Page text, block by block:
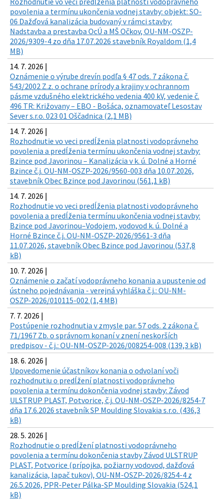
povolenia a termínu ukončenia vodnej stavby: objekt: SO-
06 Dažďová kanalizácia budovaný v rámci stavby:
Nadstavba a prestavba OcÚ a MŠ Očkov, OU-NM-OSZP-
2026/9309-4 zo dňa 17.07.2026 stavebník Royaldom (1,4
MB)
14. 7. 2026 |
Oznámenie o výrube drevín podľa § 47 ods. 7 zákona č.
543/2002 Z.z. o ochrane prírody a krajiny v ochrannom
pásme vzdušného elektrického vedenia 400 kV, vedenie č.
496 TR: Križovany – EBO - Bošáca, oznamovateľ Lesostav
Sever s.r.o. 023 01 Oščadnica (2,1 MB)
14. 7. 2026 |
Rozhodnutie vo veci predĺženia platnosti vodoprávneho
povolenia a predĺženia termínu ukončenia vodnej stavby:
Bzince pod Javorinou – Kanalizácia v k. ú. Dolné a Horné
Bzince č.j. OU-NM-OSZP-2026/9560-003 dňa 10.07.2026,
stavebník Obec Bzince pod Javorinou (561,1 kB)
14. 7. 2026 |
Rozhodnutie vo veci predĺženia platnosti vodoprávneho
povolenia a predĺženia termínu ukončenia vodnej stavby:
Bzince pod Javorinou–Vodojem, vodovod k. ú. Dolné a
Horné Bzince č.j. OU-NM-OSZP-2026/9561-3 dňa
11.07.2026, stavebník Obec Bzince pod Javorinou (537,8
kB)
10. 7. 2026 |
Oznámenie o začatí vodoprávneho konania a upustenie od
ústneho pojednávania - verejná vyhláška č.j.: OU-NM-
OSZP-2026/010115-002 (1,4 MB)
7. 7. 2026 |
Postúpenie rozhodnutia v zmysle par. 57 ods. 2 zákona č.
71/1967 Zb. o správnom konaní v znení neskorších
predpisov - č.j.: OU-NM-OSZP-2026/008254-008 (139,3 kB)
18. 6. 2026 |
Upovedomenie účastníkov konania o odvolaní voči
rozhodnutiu o predĺžení platnosti vodoprávneho
povolenia a termínu dokončenia vodnej stavby: Závod
ULSTRUP PLAST, Potvorice, č.j. OU-NM-OSZP-2026/8254-7
dňa 17.6.2026 stavebník SP Moulding Slovakia s.r.o. (436,3
kB)
28. 5. 2026 |
Rozhodnutie o predĺžení platnosti vodoprávneho
povolenia a termínu dokončenia stavby Závod ULSTRUP
PLAST, Potvorice (prípojka, požiarny vodovod, dažďová
kanalizácia, lapač tukov), OU-NM-OSZP-2026/8254-4 z
26.5.2026, PPR-Peter Pálka-SP Moulding Slovakia (524,1
kB)